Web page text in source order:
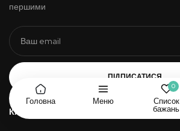
першими
ПІДПИСАТИСЯ
КАТЕГОРІЇ
Головна Меню
0
Список
бажань